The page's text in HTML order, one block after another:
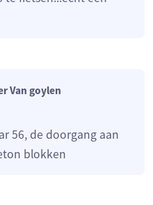
Van goylen
56, de doorgang aan
blokken